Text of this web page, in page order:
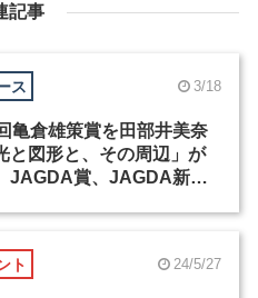
記事
ス 3/18
亀倉雄策賞を田部井美奈
と図形と、その周辺」が
JAGDA賞、JAGDA新人
ト 24/5/27